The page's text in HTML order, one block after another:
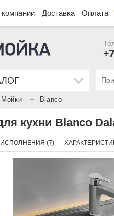
Доставка Оплата
Мойки Blanco
кухни Blanco
(7)